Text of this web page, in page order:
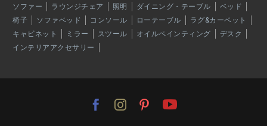
ソファー ラウンジチェア 照明 ダイニング・テーブル
ベッド
椅子
ソファベッド コンソール ローテーブル
ラグ&カーペット
キャビネット
ミラー スツール オイルペインティング
デスク
インテリアアクセサリー